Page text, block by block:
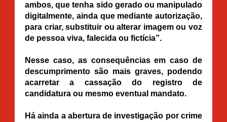
ambos, que tenha sido gerado ou manipulado
digitalmente, ainda que mediante autorização,
para criar, substituir ou alterar imagem ou voz
de pessoa viva, falecida ou fictícia”.
Nesse caso, as consequências em caso de
descumprimento são mais graves, podendo
acarretar a cassação do registro de
candidatura ou mesmo eventual mandato.
Há ainda a abertura de investigação por crime